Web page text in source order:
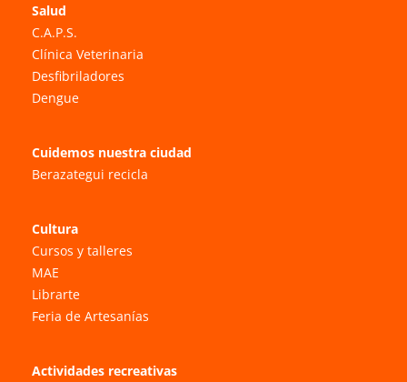
Salud
C.A.P.S.
Clínica Veterinaria
Desfibriladores
Dengue
Cuidemos nuestra ciudad
Berazategui recicla
Cultura
Cursos y talleres
MAE
Librarte
Feria de Artesanías
Actividades recreativas